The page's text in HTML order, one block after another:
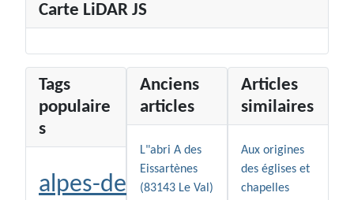
Carte LiDAR JS
Tags
populaire
s
alpes-de-
Anciens
articles
L"abri A des
Eissartènes
(83143 Le Val)
Articles
similaires
Aux origines
des églises et
chapelles